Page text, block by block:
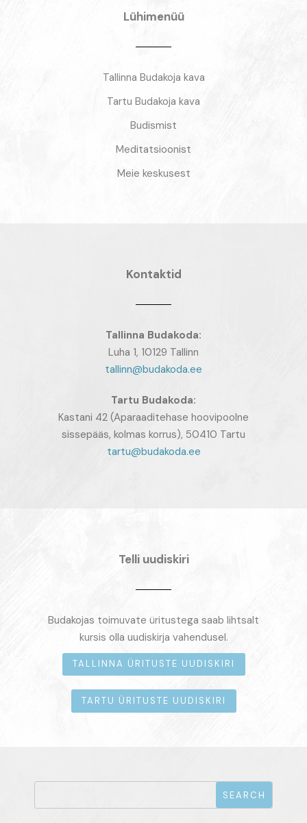
Lühimenüü
Tallinna Budakoja kava
Tartu Budakoja kava
Budismist
Meditatsioonist
Meie keskusest
Kontaktid
Tallinna Budakoda:
Luha 1, 10129 Tallinn
tallinn@budakoda.ee
Tartu Budakoda:
Kastani 42 (Aparaaditehase hoovipoolne
sissepääs, kolmas korrus), 50410 Tartu
tartu@budakoda.ee
Telli uudiskiri
Budakojas toimuvate üritustega saab lihtsalt
kursis olla uudiskirja vahendusel.
TALLINNA ÜRITUSTE UUDISKIRI
TARTU ÜRITUSTE UUDISKIRI